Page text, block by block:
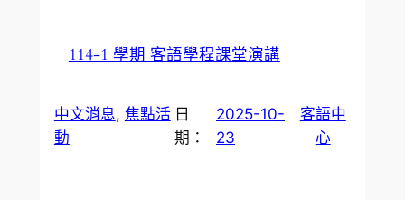
114-1 學期 客語學程課堂演講
中文消息, 焦點活
動
日
期：
2025-10-
23
客語中
心